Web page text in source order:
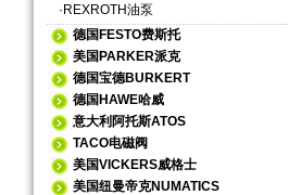
· REXROTH油泵
德国FESTO费斯托
美国PARKER派克
德国宝德BURKERT
德国HAWE哈威
意大利阿托斯ATOS
TACO电磁阀
美国VICKERS威格士
美国纽曼帝克NUMATICS